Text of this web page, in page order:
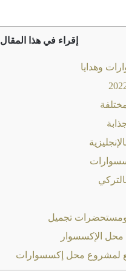
إقراء في هذا المقال
وهدايا
تجميل
محل الإكسسوار
لمشروع محل إكسسوارات